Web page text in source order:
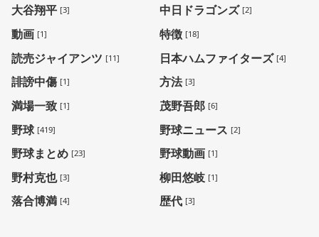
大谷翔平 [3] 中日ドラゴンズ [2]
動画 [1] 特徴 [18]
読売ジャイアンツ [11] 日本ハムファイターズ [4]
誹謗中傷 [1] 方法 [3]
満場一致 [1] 茂野吾郎 [6]
野球 [419] 野球ニュース [2]
野球まとめ [23] 野球動画 [1]
野村克也 [3] 柳田悠岐 [1]
落合博満 [4] 歴代 [3]